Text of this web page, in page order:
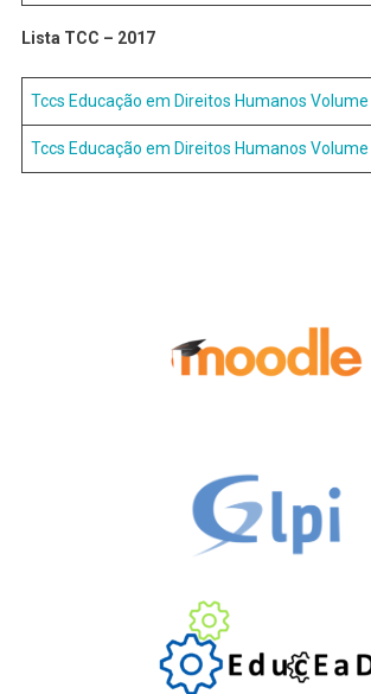
Lista TCC – 2017
Tccs Educação em Direitos Humanos Volume II
Tccs Educação em Direitos Humanos Volume I